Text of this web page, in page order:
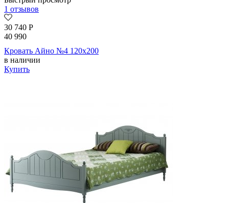
1 отзывов
30 740 Р
40 990
Кровать Айно №4 120х200
в наличии
Купить